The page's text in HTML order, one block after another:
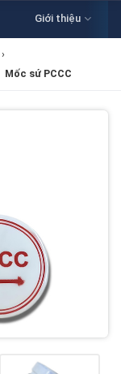
Giới thiệu
›
​​​​​​​​​​​​​​Mốc sứ PCCC